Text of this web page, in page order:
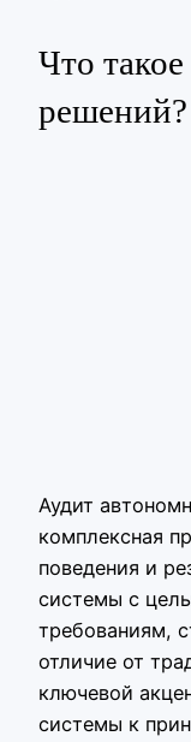
Что
решений?
Аудит
комплексная
поведения и
системы с
требованиям,
отличие от
ключевой
системы к